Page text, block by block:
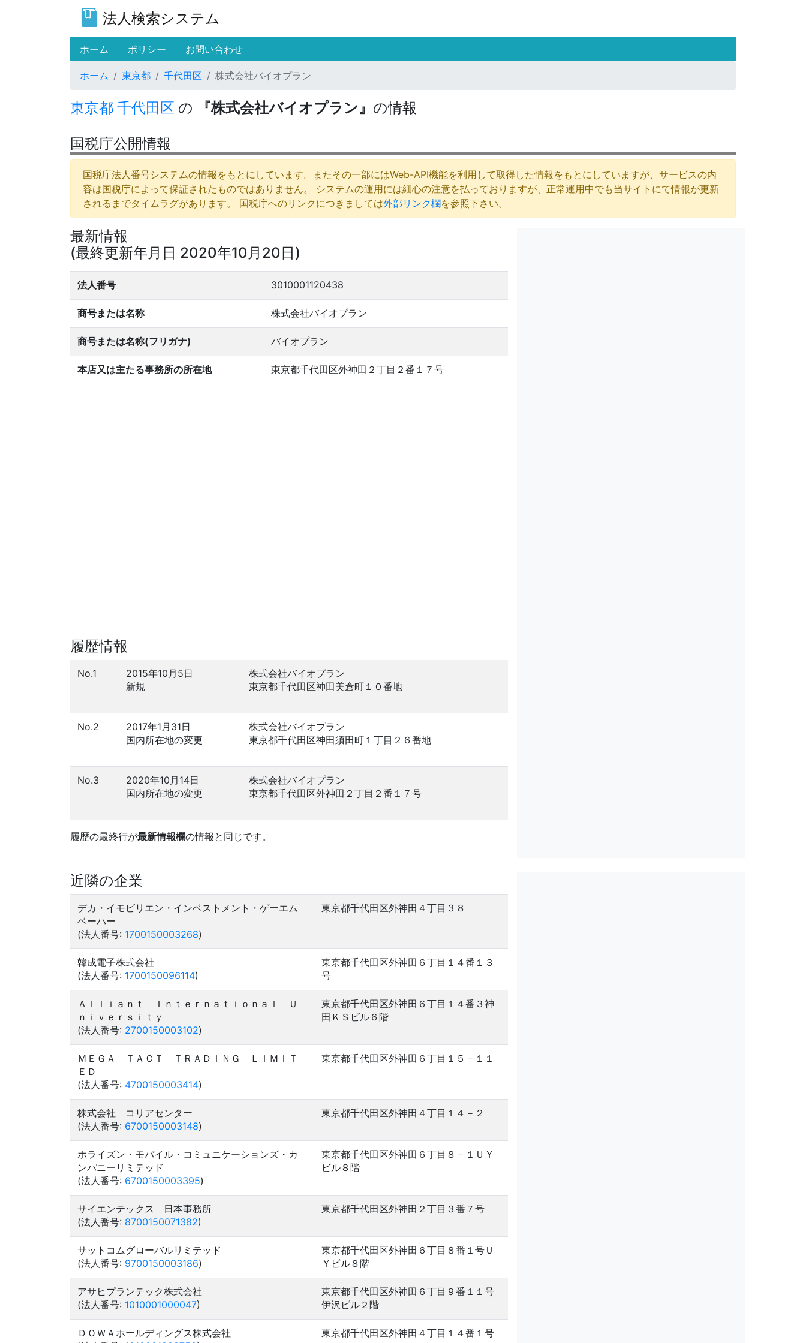
法人検索システム
ホーム (current)
ポリシー お問い合わせ
ホーム 東京都 千代田区 株式会社バイオプラン
東京都 千代田区 の 『株式会社バイオプラン』 の情報
国税庁公開情報
国税庁法人番号システムの情報をもとにしています。またその一部にはWeb-API機能を利用して取得した情報をもとにしていますが、サービスの内
容は国税庁によって保証されたものではありません。 システムの運用には細心の注意を払っておりますが、正常運用中でも当サイトにて情報が更新
されるまでタイムラグがあります。 国税庁へのリンクにつきましては外部リンク欄を参照下さい。
最新情報
(最終更新年月日 2020年10月20日)
法人番号 3010001120438
商号または名称 株式会社バイオプラン
商号または名称(フリガナ) バイオプラン
本店又は主たる事務所の所在地 東京都千代田区外神田２丁目２番１７号
履歴情報
No.1
2015年10月5日
新規
株式会社バイオプラン
東京都千代田区神田美倉町１０番地
No.2
2017年1月31日
国内所在地の変更
株式会社バイオプラン
東京都千代田区神田須田町１丁目２６番地
No.3
2020年10月14日
国内所在地の変更
株式会社バイオプラン
東京都千代田区外神田２丁目２番１７号
履歴の最終行が最新情報欄の情報と同じです。
近隣の企業
デカ・イモビリエン・インベストメント・ゲーエム
ベーハー
(法人番号: 1700150003268)
東京都千代田区外神田４丁目３８
韓成電子株式会社
(法人番号: 1700150096114)
東京都千代田区外神田６丁目１４番１３
号
Ａｌｌｉａｎｔ Ｉｎｔｅｒｎａｔｉｏｎａｌ Ｕ
ｎｉｖｅｒｓｉｔｙ
(法人番号: 2700150003102)
東京都千代田区外神田６丁目１４番３神
田ＫＳビル６階
ＭＥＧＡ ＴＡＣＴ ＴＲＡＤＩＮＧ ＬＩＭＩＴ
ＥＤ
(法人番号: 4700150003414)
東京都千代田区外神田６丁目１５－１１
株式会社 コリアセンター
(法人番号: 6700150003148)
東京都千代田区外神田４丁目１４－２
ホライズン・モバイル・コミュニケーションズ・カ
ンパニーリミテッド
(法人番号: 6700150003395)
東京都千代田区外神田６丁目８－１ＵＹ
ビル８階
サイエンテックス 日本事務所
(法人番号: 8700150071382)
東京都千代田区外神田２丁目３番７号
サットコムグローバルリミテッド
(法人番号: 9700150003186)
東京都千代田区外神田６丁目８番１号Ｕ
Ｙビル８階
アサヒプランテック株式会社
(法人番号: 1010001000047)
東京都千代田区外神田６丁目９番１１号
伊沢ビル２階
ＤＯＷＡホールディングス株式会社
東京都千代田区外神田４丁目１４番１号